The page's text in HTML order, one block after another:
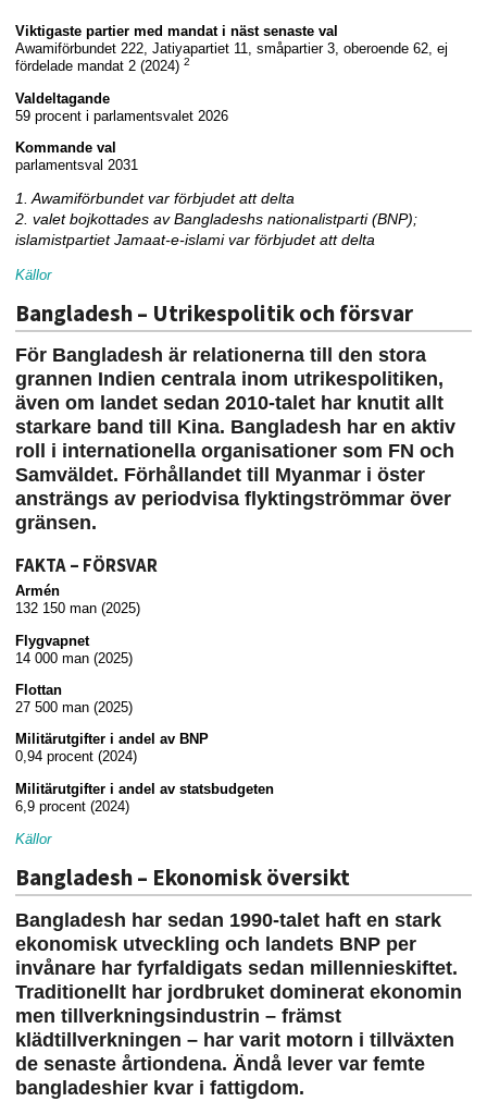
Viktigaste partier med mandat i näst senaste val
Awamiförbundet 222, Jatiyapartiet 11, småpartier 3, oberoende 62, ej
fördelade mandat 2 (2024) 2
Valdeltagande
59 procent i parlamentsvalet 2026
Kommande val
parlamentsval 2031
1. Awamiförbundet var förbjudet att delta
2. valet bojkottades av Bangladeshs nationalistparti (BNP);
islamistpartiet Jamaat-e-islami var förbjudet att delta
Källor
Bangladesh – Utrikespolitik och försvar
För Bangladesh är relationerna till den stora
grannen Indien centrala inom utrikespolitiken,
även om landet sedan 2010-talet har knutit allt
starkare band till Kina. Bangladesh har en aktiv
roll i internationella organisationer som FN och
Samväldet. Förhållandet till Myanmar i öster
ansträngs av periodvisa flyktingströmmar över
gränsen.
FAKTA – FÖRSVAR
Armén
132 150 man (2025)
Flygvapnet
14 000 man (2025)
Flottan
27 500 man (2025)
Militärutgifter i andel av BNP
0,94 procent (2024)
Militärutgifter i andel av statsbudgeten
6,9 procent (2024)
Källor
Bangladesh – Ekonomisk översikt
Bangladesh har sedan 1990-talet haft en stark
ekonomisk utveckling och landets BNP per
invånare har fyrfaldigats sedan millennieskiftet.
Traditionellt har jordbruket dominerat ekonomin
men tillverkningsindustrin – främst
klädtillverkningen – har varit motorn i tillväxten
de senaste årtiondena. Ändå lever var femte
bangladeshier kvar i fattigdom.